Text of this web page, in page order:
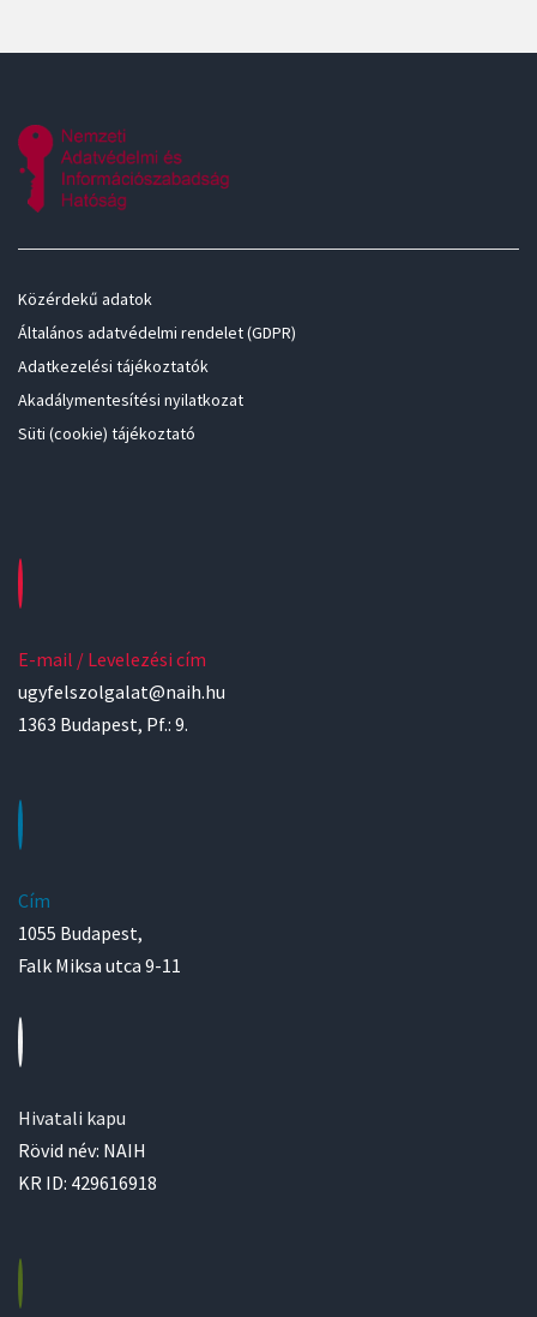
Közérdekű adatok
Általános adatvédelmi rendelet (GDPR)
Adatkezelési tájékoztatók
Akadálymentesítési nyilatkozat
Süti (cookie) tájékoztató
E-mail / Levelezési cím
ugyfelszolgalat@naih.hu
1363 Budapest, Pf.: 9.
Cím
1055 Budapest,
Falk Miksa utca 9-11
Hivatali kapu
Rövid név: NAIH
KR ID: 429616918